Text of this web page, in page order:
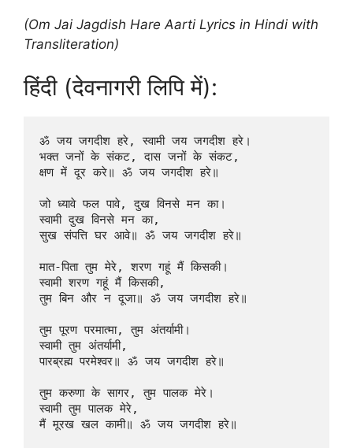
(Om Jai Jagdish Hare Aarti Lyrics in Hindi with
Transliteration)
हिंदी (देवनागरी लिपि में):
ॐ जय जगदीश हरे, स्वामी जय जगदीश हरे।
भक्त जनों के संकट, दास जनों के संकट,
क्षण में दूर करे॥ ॐ जय जगदीश हरे॥
जो ध्यावे फल पावे, दुख विनसे मन का।
स्वामी दुख विनसे मन का,
सुख संपत्ति घर आवे॥ ॐ जय जगदीश हरे॥
मात-पिता तुम मेरे, शरण गहूं मैं किसकी।
स्वामी शरण गहूं मैं किसकी,
तुम बिन और न दूजा॥ ॐ जय जगदीश हरे॥
तुम पूरण परमात्मा, तुम अंतर्यामी।
स्वामी तुम अंतर्यामी,
पारब्रह्म परमेश्वर॥ ॐ जय जगदीश हरे॥
तुम करुणा के सागर, तुम पालक मेरे।
स्वामी तुम पालक मेरे,
मैं मूरख खल कामी॥ ॐ जय जगदीश हरे॥